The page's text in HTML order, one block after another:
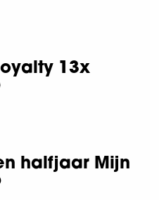
13x
halfjaar Mijn